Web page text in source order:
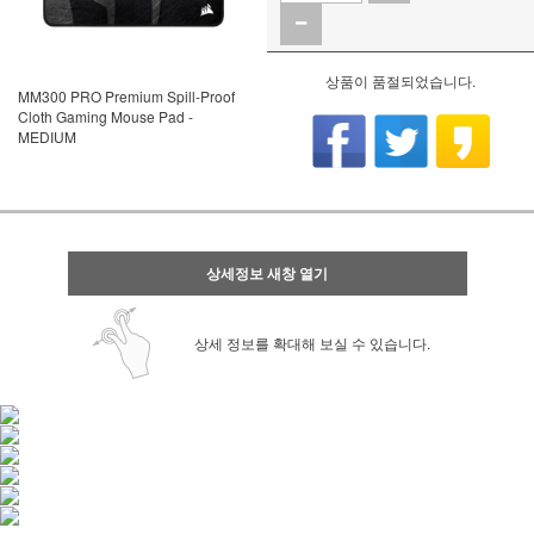
MM300 PRO Premium Spill-Proof
Cloth Gaming Mouse Pad -
MEDIUM
상품이 품절되었습니다.
상세정보 새창 열기
상세 정보를 확대해 보실 수 있습니다.